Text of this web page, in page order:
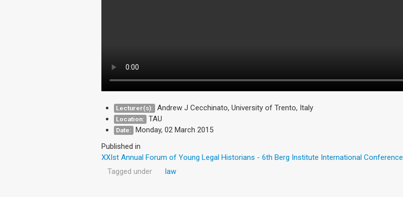
Lecturer(s): Andrew J Cecchinato, University of Trento, Italy
Location: TAU
Date: Monday, 02 March 2015
Published in
XXIst Annual Forum of Young Legal Historians - 6th Berg Institute International Conference
Tagged under
law